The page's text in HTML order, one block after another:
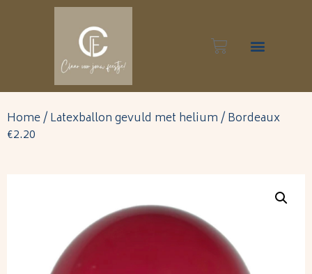
Home/Latexballon gevuld met helium/ Bordeaux
€2.20